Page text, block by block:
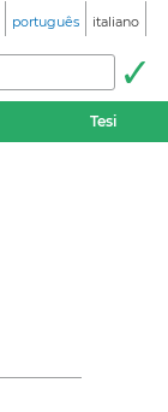
português italiano
Tesi